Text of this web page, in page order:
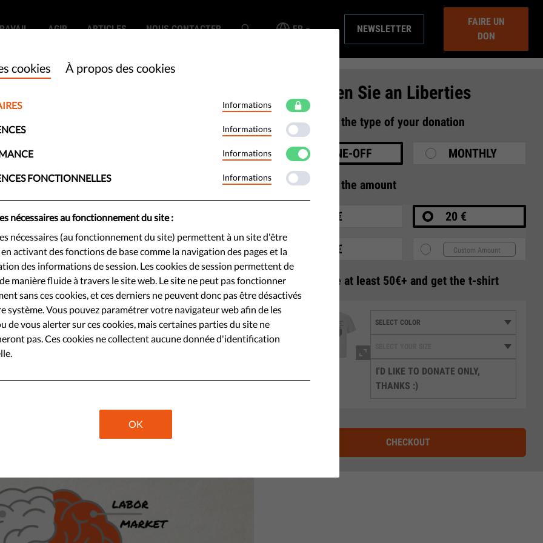
AGIR ARTICLES NOUS CONTACTER FR NEWSLETTER
FAIRE UN
DON
le racisme ?
en
comment y
de société qui touche des
le monde, de différentes
par nos systèmes sociaux,
Que devons-nous donc faire
Spenden Sie an Liberties
1 Select the type of your donation
ONE-OFF MONTHLY
2 Select the amount
10 € 20 €
35 €
Donate at least 50€+ and get the t-shirt
I'D LIKE TO DONATE ONLY,
THANKS :)
CHECKOUT
cookies À propos des cookies
Informations
Informations
Informations
FONCTIONNELLES Informations
nécessaires au fonctionnement du site :
nécessaires (au fonctionnement du site) permettent à un site d'être
activant des fonctions de base comme la navigation des pages et la
des informations de session. Les cookies de session permettent de
manière fluide à travers le site web. Le site ne peut pas fonctionner
sans ces cookies, et ces derniers ne peuvent donc pas être désactivés
système. Vous pouvez paramétrer votre navigateur web afin de les
de vous alerter sur ces cookies, mais certaines parties du site ne
pas. Ces cookies ne collectent aucune donnée d'identification
OK